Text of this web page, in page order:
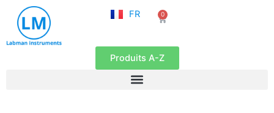
contenu
FR
EN
0
Panier
Produits A-Z